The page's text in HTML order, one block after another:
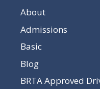
About
Admissions
Basic
Blog
BRTA Approved